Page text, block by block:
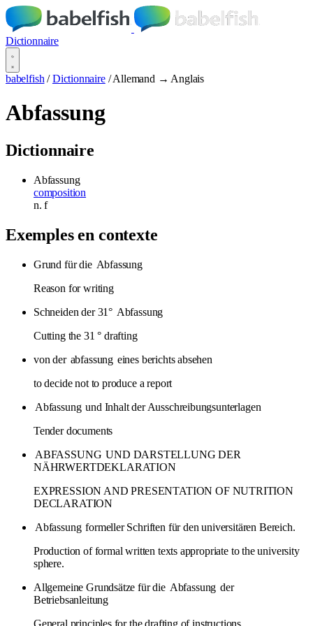
Dictionnaire
babelfish / Dictionnaire / Allemand → Anglais
Abfassung
Dictionnaire
Abfassung
composition
n.f
Exemples en contexte
Grund für die Abfassung
Reason for writing
Schneiden der 31° Abfassung
Cutting the 31 ° drafting
von der abfassung eines berichts absehen
to decide not to produce a report
Abfassung und Inhalt der Ausschreibungsunterlagen
Tender documents
ABFASSUNG UND DARSTELLUNG DER
NÄHRWERTDEKLARATION
EXPRESSION AND PRESENTATION OF NUTRITION
DECLARATION
Abfassung formeller Schriften für den universitären Bereich.
Production of formal written texts appropriate to the university
sphere.
Allgemeine Grundsätze für die Abfassung der
Betriebsanleitung
General principles for the drafting of instructions